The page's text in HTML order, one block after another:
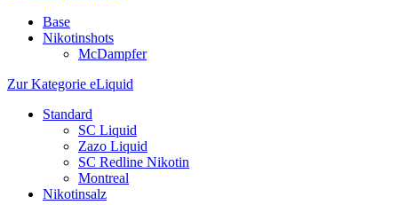
Base
Nikotinshots
McDampfer
Zur Kategorie eLiquid
Standard
SC Liquid
Zazo Liquid
SC Redline Nikotin
Montreal
Nikotinsalz